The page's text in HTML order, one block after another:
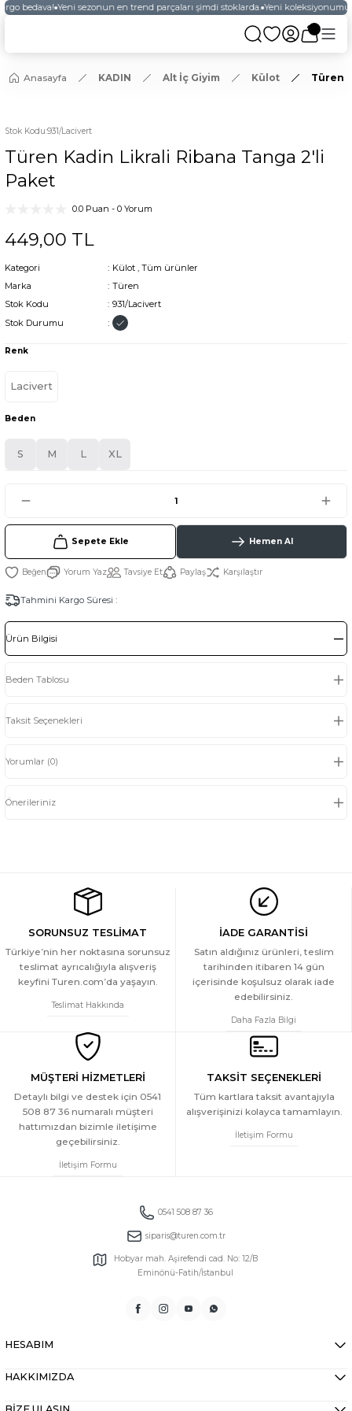
bedava! Yeni sezonun en trend parçaları şimdi stoklarda. Yeni
Anasayfa KADIN Alt İç Giyim Külot Türen
Stok Kodu:931/Lacivert
Türen Kadin Likrali Ribana Tanga 2'li
Paket
0.0 Puan - 0 Yorum
449,00 TL
Kategori Külot , Tüm ürünler
Marka
Türen
Stok Kodu
931/Lacivert
Stok Durumu
Renk
Lacivert
Beden
S M L XL
Sepete Ekle Hemen Al
Yorum Yaz Tavsiye Et Paylaş Karşılaştır
Tahmini Kargo Süresi :
Ürün Bilgisi
Beden Tablosu
Taksit Seçenekleri
Yorumlar (0)
Önerileriniz
SORUNSUZ TESLİMAT
Türkiye’nin her noktasına sorunsuz
teslimat ayrıcalığıyla alışveriş
keyfini Turen.com’da yaşayın.
Teslimat Hakkında
İADE GARANTİSİ
Satın aldığınız ürünleri, teslim
tarihinden itibaren 14 gün
içerisinde koşulsuz olarak iade
edebilirsiniz.
Daha Fazla Bilgi
MÜŞTERİ HİZMETLERİ
Detaylı bilgi ve destek için 0541
508 87 36 numaralı müşteri
hattımızdan bizimle iletişime
geçebilirsiniz.
İletişim Formu
TAKSİT SEÇENEKLERİ
Tüm kartlara taksit avantajıyla
alışverişinizi kolayca tamamlayın.
İletişim Formu
0541 508 87 36
siparis@turen.com.tr
Hobyar mah. Aşirefendi cad. No: 12/B
Eminönü-Fatih/İstanbul
HESABIM
HAKKIMIZDA